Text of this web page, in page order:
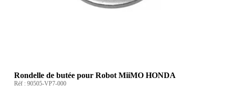
Rondelle de butée pour Robot MiiMO HONDA
Réf : 90505-VP7-000